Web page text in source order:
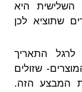
היא
שתוציא לכן
לרגל התאריך
כל המוצרים- שזולים
המבצע הזה.